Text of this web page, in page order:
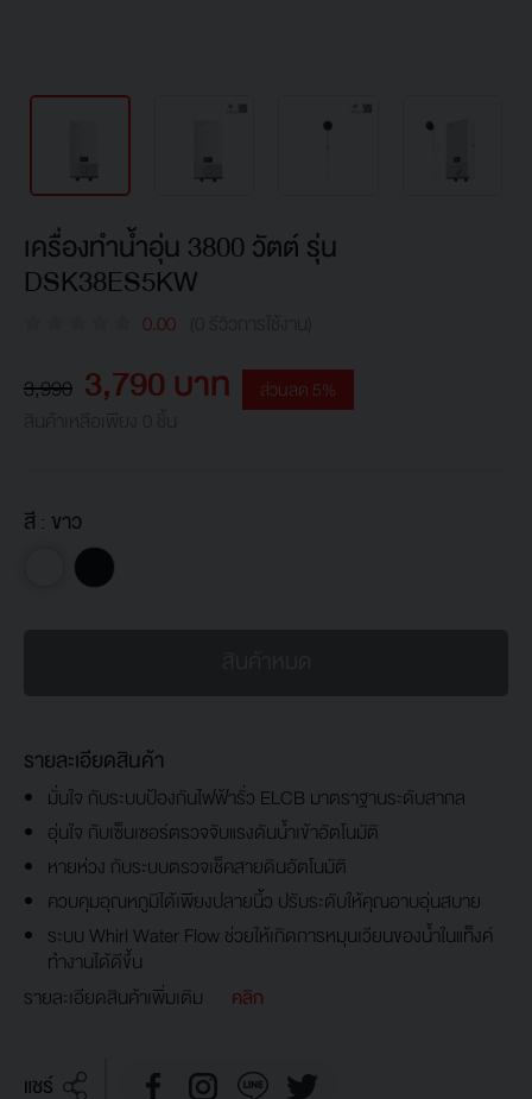
เครื่องทำน้ำอุ่น 3800 วัตต์ รุ่น
DSK38ES5KW
0.00
3,990 3,790 บาท ส่วนลด 5%
สี : ขาว
รายละเอียดสินค้า
มั่นใจ กับระบบป้องกันไฟฟ้ารั่ว ELCB มาตราฐานระดับสากล
อุ่นใจ กับเซ็นเซอร์ตรวจจับแรงดันน้ำเข้าอัตโนมัติ
หายห่วง กับระบบตรวจเช็คสายดินอัตโนมัติ
ควบคุมอุณหภูมิได้เพียงปลายนิ้ว ปรับระดับให้คุณอาบอุ่นสบาย
ระบบ Whirl Water Flow ช่วยให้เกิดการหมุนเวียนของน้ำในแท็งค์
ทำงานได้ดีขึ้น
รายละเอียดสินค้าเพิ่มเติม
คลิก
แชร์